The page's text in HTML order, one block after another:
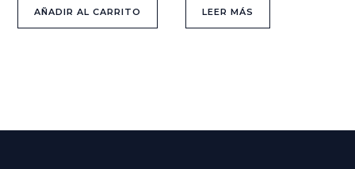
AÑADIR AL CARRITO LEER MÁS